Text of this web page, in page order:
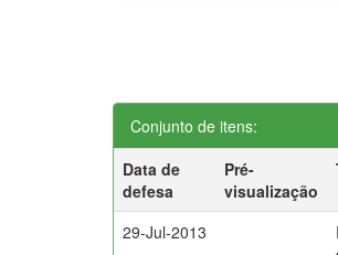
Conjunto de itens:
Data de
defesa
Pré-
visualização
29-Jul-2013